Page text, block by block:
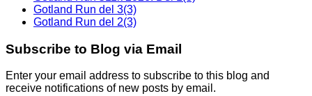
Gotland Run del 3(3)
Gotland Run del 2(3)
Subscribe to Blog via Email
Enter your email address to subscribe to this blog and
receive notifications of new posts by email.